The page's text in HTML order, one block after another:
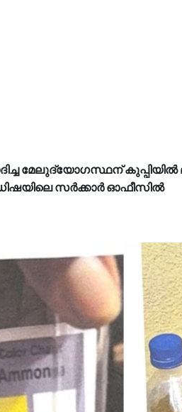
മേലുദ്യോഗസ്ഥന്
സർക്കാർ ഓഫീസിൽ